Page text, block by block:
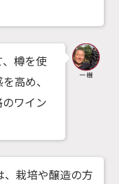
樽を使
高め、
ワイン
、栽培や醸造の方